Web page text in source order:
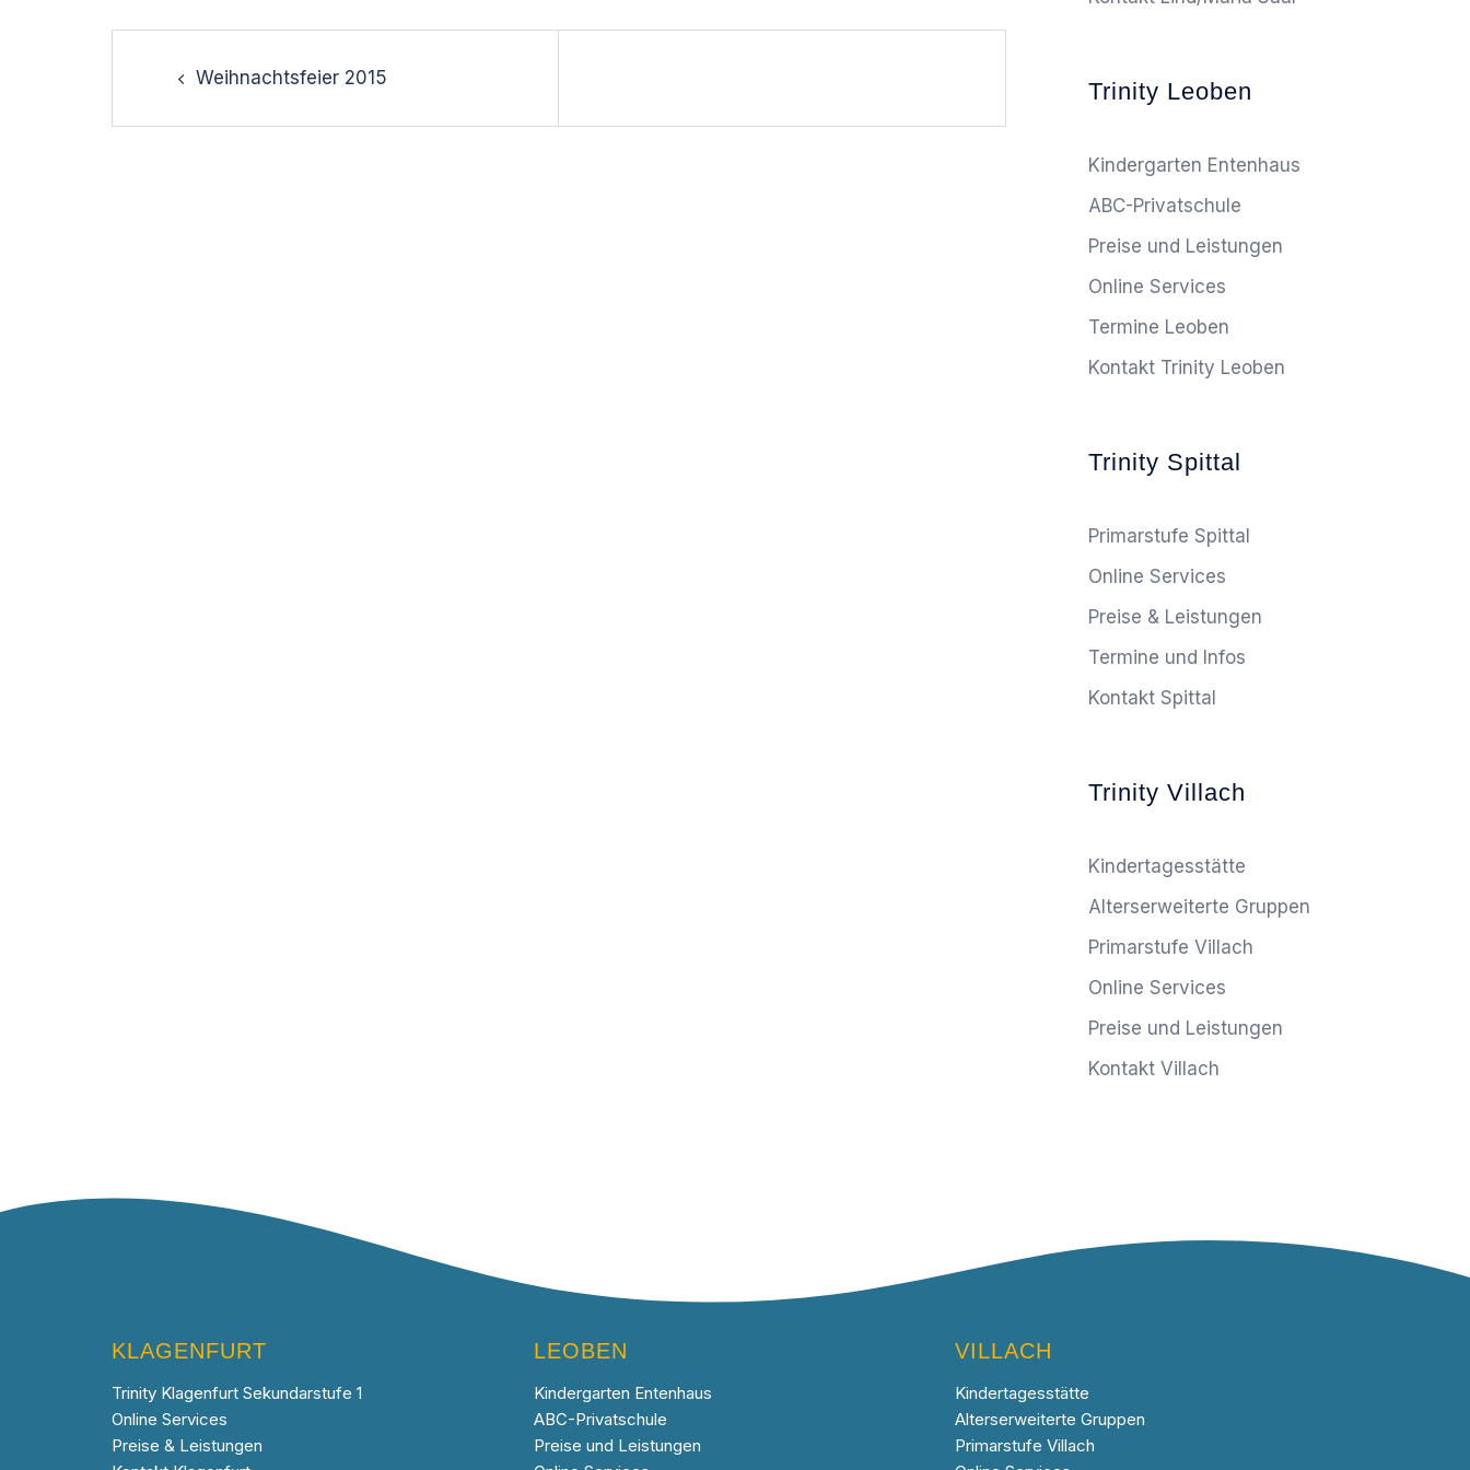
navigationWeihnachtsfeier 2015 Trinity Leoben
Kindergarten Entenhaus
ABC-Privatschule
Preise und Leistungen
Online Services
Termine Leoben
Kontakt Trinity Leoben
Trinity Spittal
Primarstufe Spittal
Online Services
Preise & Leistungen
Termine und Infos
Kontakt Spittal
Trinity Villach
Kindertagesstätte
Alterserweiterte Gruppen
Primarstufe Villach
Online Services
Preise und Leistungen
Kontakt Villach
KLAGENFURT
Trinity Klagenfurt Sekundarstufe 1
Online Services
Preise & Leistungen
LEOBEN
Kindergarten Entenhaus
ABC-Privatschule
Preise und Leistungen
VILLACH
Kindertagesstätte
Alterserweiterte Gruppen
Primarstufe Villach